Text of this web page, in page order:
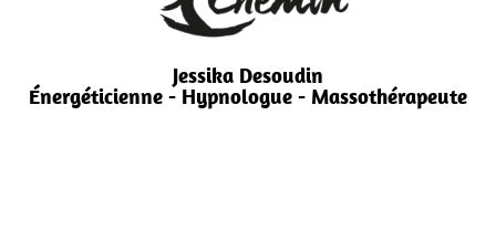
Jessika Desoudin
Énergéticienne - Hypnologue - Massothérapeute